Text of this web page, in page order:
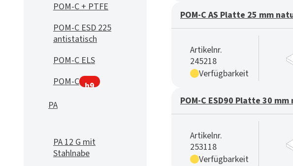
POM-C + PTFE
POM-C ESD 225
antistatisch
POM-C ELS
POM-C h9
PA
PA 12 G mit
Stahlnabe
POM-C AS Platte 25 mm
Artikelnr.
245218
Verfügbarkeit
POM-C ESD90 Platte 30
Artikelnr.
253118
Verfügbarkeit